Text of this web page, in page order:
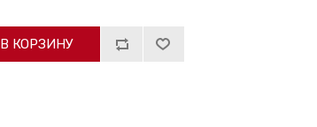
В КОРЗИНУ